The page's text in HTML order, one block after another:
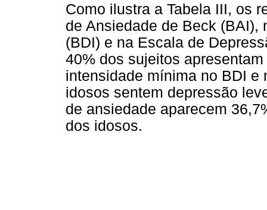
Como ilustra a Tabela III, os
de Ansiedade de Beck (BAI),
(BDI) e na Escala de
40% dos sujeitos
intensidade mínima no BDI e
idosos sentem depressão
de ansiedade aparecem
dos idosos.